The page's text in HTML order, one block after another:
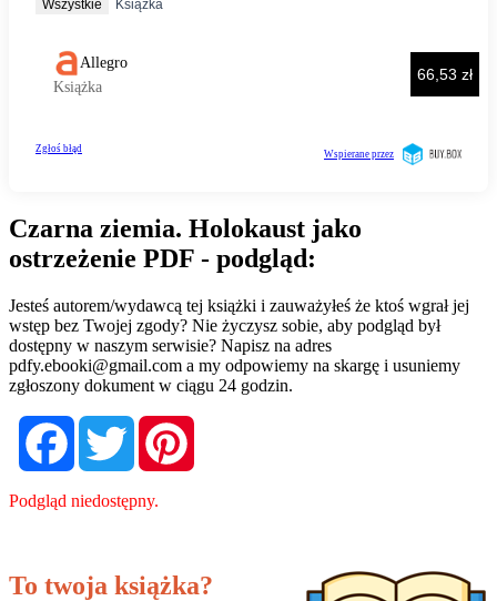
Czarna ziemia. Holokaust jako
ostrzeżenie PDF - podgląd:
Jesteś autorem/wydawcą tej książki i zauważyłeś że ktoś wgrał jej
wstęp bez Twojej zgody? Nie życzysz sobie, aby podgląd był
dostępny w naszym serwisie? Napisz na adres
pdfy.ebooki@gmail.com a my odpowiemy na skargę i usuniemy
zgłoszony dokument w ciągu 24 godzin.
FacebookTwitter
Podgląd niedostępny.
To twoja książka?